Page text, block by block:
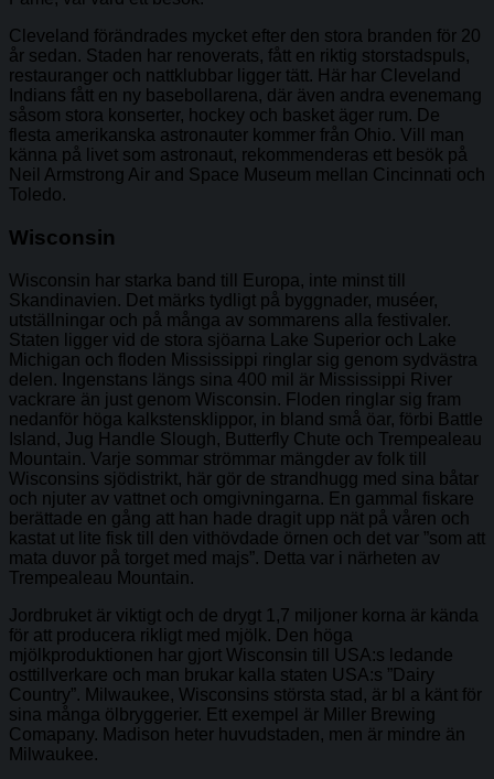
Cleveland förändrades mycket efter den stora branden för 20
år sedan. Staden har renoverats, fått en riktig storstadspuls,
restauranger och nattklubbar ligger tätt. Här har Cleveland
Indians fått en ny basebollarena, där även andra evenemang
såsom stora konserter, hockey och basket äger rum. De
flesta amerikanska astronauter kommer från Ohio. Vill man
känna på livet som astronaut, rekommenderas ett besök på
Neil Armstrong Air and Space Museum mellan Cincinnati och
Toledo.
Wisconsin
Wisconsin har starka band till Europa, inte minst till
Skandinavien. Det märks tydligt på byggnader, muséer,
utställningar och på många av sommarens alla festivaler.
Staten ligger vid de stora sjöarna Lake Superior och Lake
Michigan och floden Mississippi ringlar sig genom sydvästra
delen. Ingenstans längs sina 400 mil är Mississippi River
vackrare än just genom Wisconsin. Floden ringlar sig fram
nedanför höga kalkstensklippor, in bland små öar, förbi Battle
Island, Jug Handle Slough, Butterfly Chute och Trempealeau
Mountain. Varje sommar strömmar mängder av folk till
Wisconsins sjödistrikt, här gör de strandhugg med sina båtar
och njuter av vattnet och omgivningarna. En gammal fiskare
berättade en gång att han hade dragit upp nät på våren och
kastat ut lite fisk till den vithövdade örnen och det var ”som att
mata duvor på torget med majs”. Detta var i närheten av
Trempealeau Mountain.
Jordbruket är viktigt och de drygt 1,7 miljoner korna är kända
för att producera rikligt med mjölk. Den höga
mjölkproduktionen har gjort Wisconsin till USA:s ledande
osttillverkare och man brukar kalla staten USA:s ”Dairy
Country”. Milwaukee, Wisconsins största stad, är bl a känt för
sina många ölbryggerier. Ett exempel är Miller Brewing
Comapany. Madison heter huvudstaden, men är mindre än
Milwaukee.